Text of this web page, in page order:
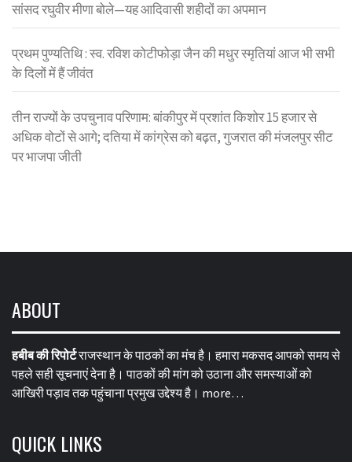
सांसद रघुवीर मीणा बोले—यह आदिवासी शहीदों का अपमान
प्रथम पुण्यतिथि : स्व. रविश कोटीफोड़ा जैन की मधुर स्मृतियां आज भी सभी
के दिलों में हैं जीवंत
तीन राज्यों के उपचुनाव परिणाम: बांकीपुर में प्रशांत किशोर 15 हजार से
अधिक वोटों से आगे; दतिया में कांग्रेस को बढ़त, गुजरात की मंजलपुर सीट
पर भाजपा जीती
ABOUT
हबीब की रिपोर्टराजस्थान के पाठकों का मंच है। हमारा मकसद आपको समय से
पहले सही सूचनाएं देना है। पाठकों की मांग को उठाना और समस्याओं को
आखिरी पड़ाव तक पहुंचाना प्रमुख उद्देश्य है। more…
QUICK LINKS